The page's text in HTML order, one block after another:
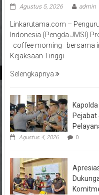
Agustus 5, 2026 admin
Linkarutama.com –
Indonesia (Pengda JMSI)
_coffee morning_ bersama
Kejaksaan Tinggi
Selengkapnya
Pejabat
Agustus 4, 2026 0